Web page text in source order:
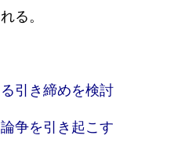
る。
引き締めを検討
争を引き起こす